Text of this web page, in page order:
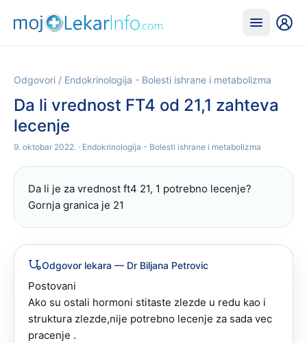
Odgovori / Endokrinologija - Bolesti ishrane i metabolizma
Da li vrednost FT4 od 21,1 zahteva
lecenje
9. oktobar 2022. · Endokrinologija - Bolesti ishrane i metabolizma
Da li je za vrednost ft4 21, 1 potrebno lecenje?
Gornja granica je 21
Odgovor lekara — Dr Biljana Petrovic
Postovani
Ako su ostali hormoni stitaste zlezde u redu kao i
struktura zlezde,nije potrebno lecenje za sada vec
pracenje .